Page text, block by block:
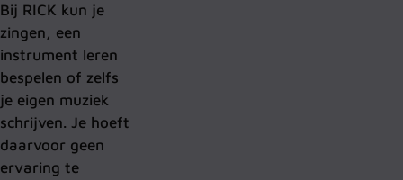
Bij RICK kun je
zingen, een
instrument leren
bespelen of zelfs
je eigen muziek
schrijven. Je hoeft
daarvoor geen
ervaring te